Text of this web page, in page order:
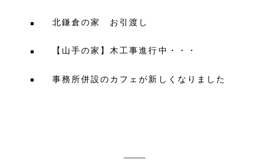
北鎌倉の家 お引渡し
【山手の家】木工事進行中・・・
事務所併設のカフェが新しくなりました